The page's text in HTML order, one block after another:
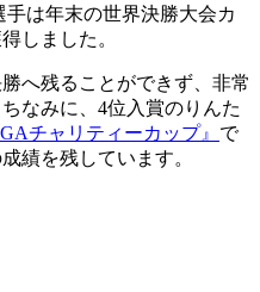
手は年末の世界決勝大会カ
しました。
へ残ることができず、非常
なみに、4位入賞のりんた
チャリティーカップ』 で
績を残しています。